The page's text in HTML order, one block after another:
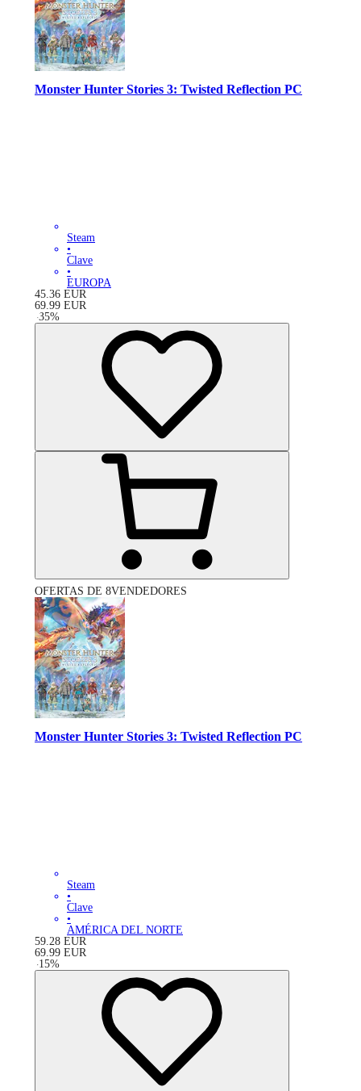
Monster Hunter Stories 3: Twisted Reflection PC
Steam
•
Clave
•
EUROPA
45.36 EUR
69.99 EUR
-35%
OFERTAS DE 8VENDEDORES
Monster Hunter Stories 3: Twisted Reflection PC
Steam
•
Clave
•
AMÉRICA DEL NORTE
59.28 EUR
69.99 EUR
-15%